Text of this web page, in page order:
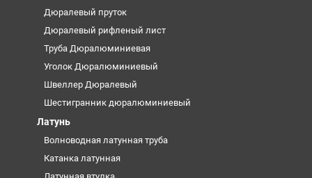
Дюралевый пруток
Дюралевый рифленый лист
Труба Дюралюминиевая
Уголок Дюралюминиевый
Швеллер Дюралевый
Шестигранник дюралюминиевый
Латунь
Волноводная латунная труба
Катанка латунная